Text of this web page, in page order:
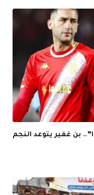
بن غفير يتوعد النجم